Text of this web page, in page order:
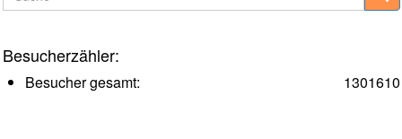
Besucherzähler:
1301610
Besucher gesamt: